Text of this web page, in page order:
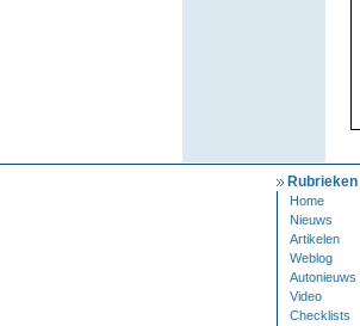
Rubrieken
Home
Nieuws
Artikelen
Weblog
Autonieuws
Video
Checklists